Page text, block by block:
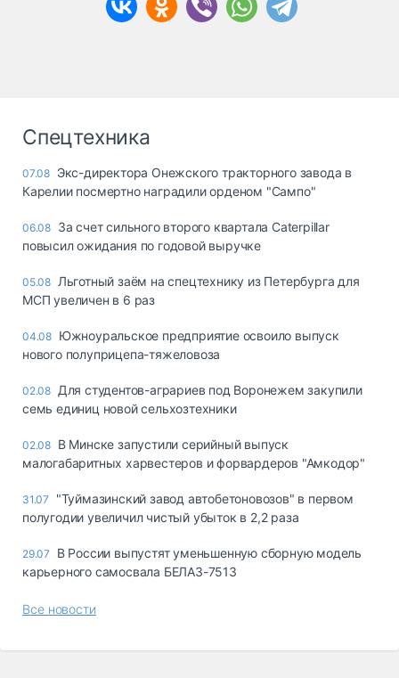
Спецтехника
07.08 Экс-директора Онежского тракторного завода в
Карелии посмертно наградили орденом "Сампо"
06.08 За счет сильного второго квартала Caterpillar
повысил ожидания по годовой выручке
05.08 Льготный заём на спецтехнику из Петербурга для
МСП увеличен в 6 раз
04.08 Южноуральское предприятие освоило выпуск
нового полуприцепа-тяжеловоза
02.08 Для студентов-аграриев под Воронежем закупили
семь единиц новой сельхозтехники
02.08 В Минске запустили серийный выпуск
малогабаритных харвестеров и форвардеров "Амкодор"
31.07
"Туймазинский завод автобетоновозов" в первом
полугодии увеличил чистый убыток в 2,2 раза
29.07
В России выпустят уменьшенную сборную модель
карьерного самосвала БЕЛАЗ-7513
Все новости